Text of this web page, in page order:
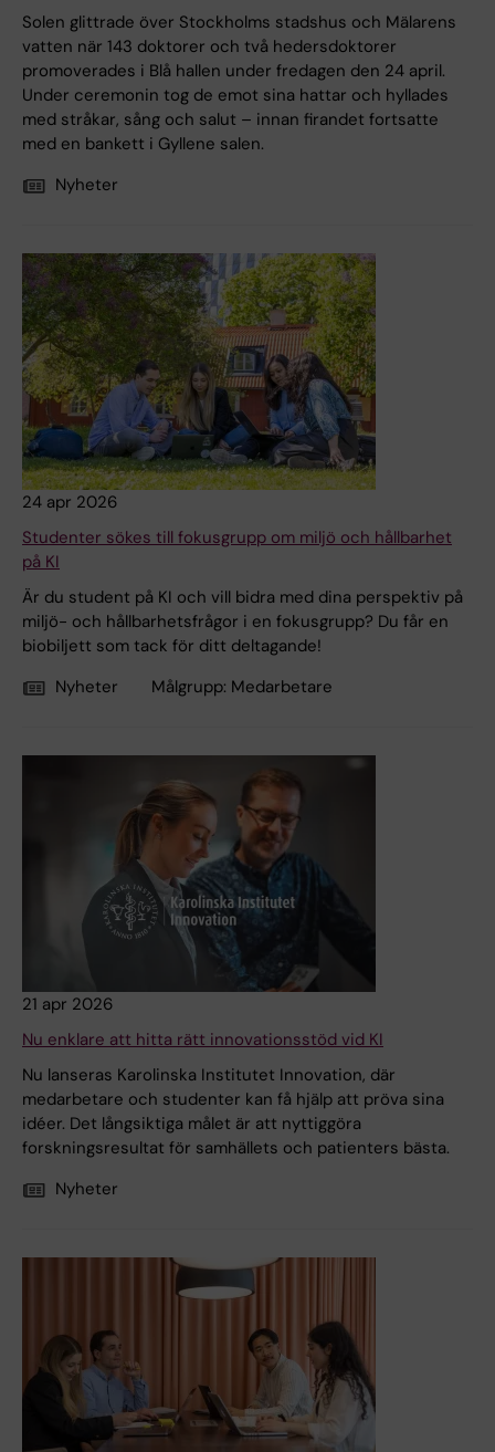
Solen glittrade över Stockholms stadshus och Mälarens
vatten när 143 doktorer och två hedersdoktorer
promoverades i Blå hallen under fredagen den 24 april.
Under ceremonin tog de emot sina hattar och hyllades
med stråkar, sång och salut – innan firandet fortsatte
med en bankett i Gyllene salen.
Nyheter
24 apr 2026
Studenter sökes till fokusgrupp om miljö och hållbarhet
på KI
Är du student på KI och vill bidra med dina perspektiv på
miljö- och hållbarhetsfrågor i en fokusgrupp? Du får en
biobiljett som tack för ditt deltagande!
Nyheter
Målgrupp: Medarbetare
21 apr 2026
Nu enklare att hitta rätt innovationsstöd vid KI
Nu lanseras Karolinska Institutet Innovation, där
medarbetare och studenter kan få hjälp att pröva sina
idéer. Det långsiktiga målet är att nyttiggöra
forskningsresultat för samhällets och patienters bästa.
Nyheter